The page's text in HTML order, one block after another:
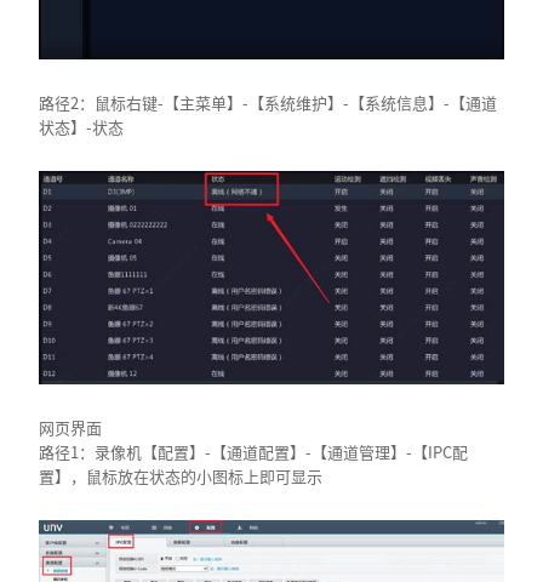
路径2：鼠标右键-【主菜单】-【系统维护】-【系统信息】-【通道
状态】-状态
网页界面
路径1：录像机【配置】-【通道配置】-【通道管理】-【IPC配
置】，鼠标放在状态的小图标上即可显示